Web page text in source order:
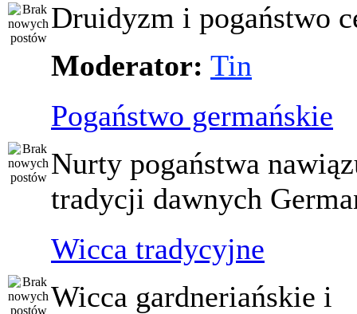
Druidyzm i pogaństwo
Moderator: Tin
Pogaństwo germańskie
Nurty pogaństwa
tradycji dawnych
Wicca tradycyjne
Wicca gardneriańskie i